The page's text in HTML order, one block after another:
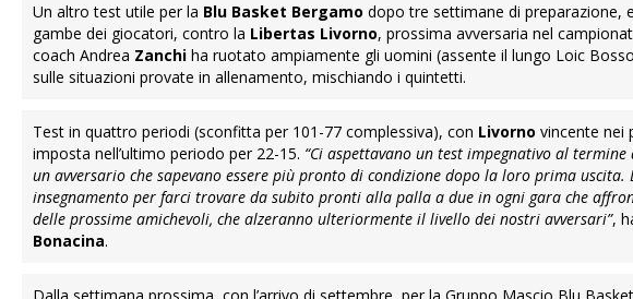
Un altro test utile per la Blu Basket Bergamo dopo tre settimane di preparazione,
gambe dei giocatori, contro la Libertas Livorno, prossima avversaria nel
coach Andrea Zanchi ha ruotato ampiamente gli uomini (assente il lungo Loic
sulle situazioni provate in allenamento, mischiando i quintetti.
Test in quattro periodi (sconfitta per 101-77 complessiva), con Livorno vincente nei
imposta nell’ultimo periodo per 22-15. “Ci aspettavano un test impegnativo al
un avversario che sapevano essere più pronto di condizione dopo la loro prima uscita.
insegnamento per farci trovare da subito pronti alla palla a due in ogni gara che
delle prossime amichevoli, che alzeranno ulteriormente il livello dei nostri avversari”,
Bonacina.